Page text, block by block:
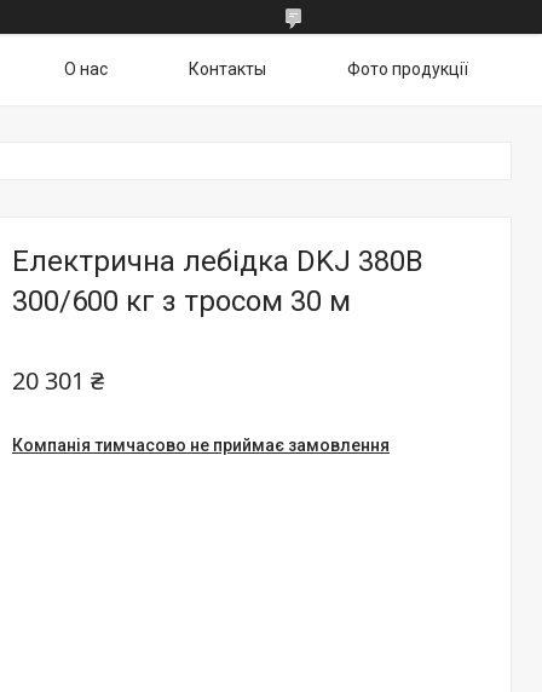
О нас Контакты Фото продукції
Електрична лебідка DKJ 380В
300/600 кг з тросом 30 м
20 301 ₴
Компанія тимчасово не приймає замовлення